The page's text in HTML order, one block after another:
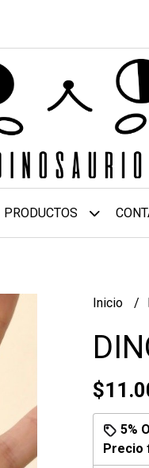
PRODUCTOS
Inicio
5%
Precio